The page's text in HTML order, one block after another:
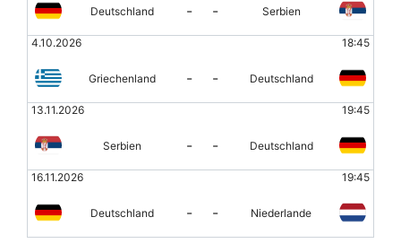
Deutschland - - Serbien
4.10.2026 18:45
Griechenland - - Deutschland
13.11.2026 19:45
Serbien - - Deutschland
16.11.2026 19:45
Deutschland - - Niederlande